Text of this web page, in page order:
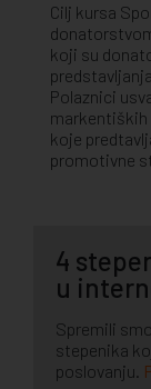
Cilj kursa
koji su
Polaznici
koje
promotivne
4
u
Spremili
stepenika
poslovanju.